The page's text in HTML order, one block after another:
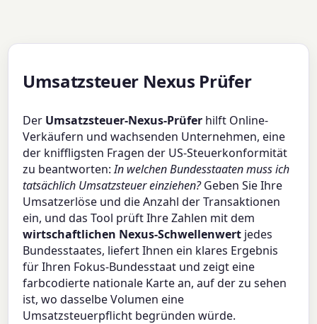
Umsatzsteuer Nexus Prüfer
Der Umsatzsteuer-Nexus-Prüfer hilft Online-
Verkäufern und wachsenden Unternehmen, eine
der kniffligsten Fragen der US-Steuerkonformität
zu beantworten:In welchen Bundesstaaten muss ich
tatsächlich Umsatzsteuer einziehen?Geben Sie Ihre
Umsatzerlöse und die Anzahl der Transaktionen
ein, und das Tool prüft Ihre Zahlen mit dem
wirtschaftlichen Nexus-Schwellenwert jedes
Bundesstaates, liefert Ihnen ein klares Ergebnis
für Ihren Fokus-Bundesstaat und zeigt eine
farbcodierte nationale Karte an, auf der zu sehen
ist, wo dasselbe Volumen eine
Umsatzsteuerpflicht begründen würde.